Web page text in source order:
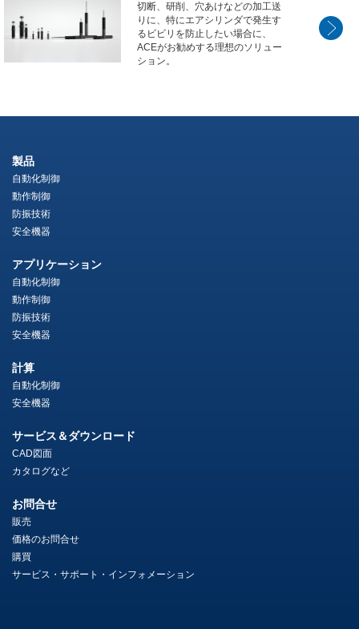
切断、研削、穴あけなどの加工送
りに、特にエアシリンダで発生す
るビビリを防止したい場合に、
ACEがお勧めする理想のソリュー
ション。
製品
自動化制御
動作制御
防振技術
安全機器
アプリケーション
自動化制御
動作制御
防振技術
安全機器
計算
自動化制御
安全機器
サービス＆ダウンロード
CAD図面
カタログなど
お問合せ
販売
価格のお問合せ
購買
サービス・サポート・インフォメーション